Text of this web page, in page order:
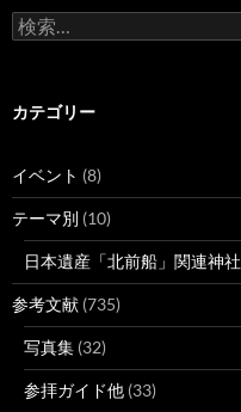
検
索:
カテゴリー
イベント (8)
テーマ別 (10)
日本遺産「北前船」関連神社
参考文献 (735)
写真集 (32)
参拝ガイド他 (33)